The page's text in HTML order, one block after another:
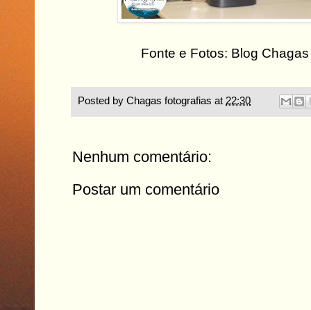
Fonte e Fotos: Blog
Posted by Chagas fotografias at 22:30
Nenhum comentário:
Postar um comentário